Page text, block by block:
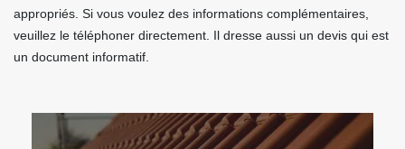
appropriés. Si vous voulez des informations complémentaires,
veuillez le téléphoner directement. Il dresse aussi un devis qui est
un document informatif.